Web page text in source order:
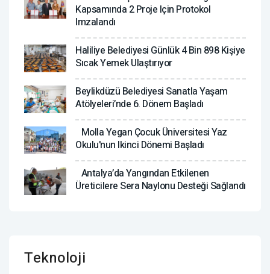
Kapsamında 2 Proje Için Protokol
Imzalandı
Haliliye Belediyesi Günlük 4 Bin 898 Kişiye
Sıcak Yemek Ulaştırıyor
Beylikdüzü Belediyesi Sanatla Yaşam
Atölyeleri’nde 6. Dönem Başladı
Molla Yegan Çocuk Üniversitesi Yaz
Okulu'nun Ikinci Dönemi Başladı
Antalya’da Yangından Etkilenen
Üreticilere Sera Naylonu Desteği Sağlandı
Teknoloji